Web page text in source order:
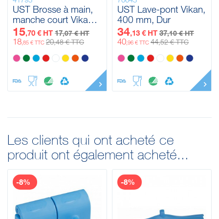
UST Brosse à main,
manche court Vikan,
260 mm, Dur
15,70 € HT 17,07 € HT
18,85 € TTC 20,48 € TTC
UST Lave-pont Vikan,
400 mm, Dur
34,13 € HT 37,10 € HT
40,96 € TTC 44,52 € TTC
Les clients qui ont acheté ce
produit ont également acheté...
-8% -8%